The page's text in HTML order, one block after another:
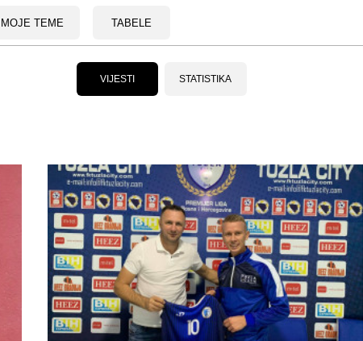
MOJE TEME TABELE
VIJESTI STATISTIKA